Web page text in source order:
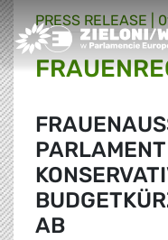
Greens/EFA Home
PRESS RELEASE |
AB